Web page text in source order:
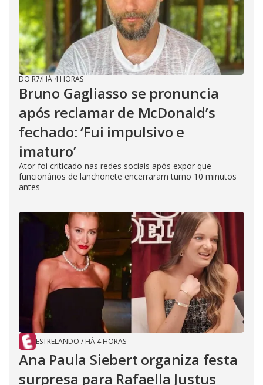
DO R7/HÁ 4 HORAS
Bruno Gagliasso se pronuncia
após reclamar de McDonald’s
fechado: ‘Fui impulsivo e
imaturo’
Ator foi criticado nas redes sociais após expor que
funcionários de lanchonete encerraram turno 10 minutos
antes
ESTRELANDO / HÁ 4 HORAS
Ana Paula Siebert organiza festa
surpresa para Rafaella Justus